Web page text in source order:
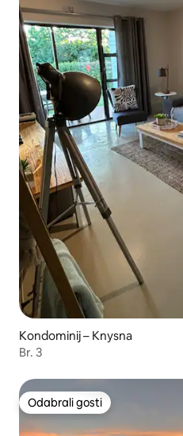
Kondominij – Knysna
Br. 3
Odabrali gosti
Odabrali gosti